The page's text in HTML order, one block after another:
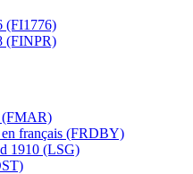
(FI1776)
(FINPR)
(FMAR)
français (FRDBY)
1910 (LSG)